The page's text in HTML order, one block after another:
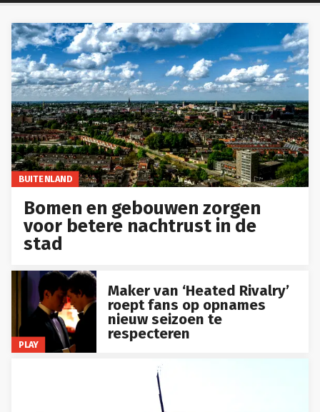
BUITENLAND
Bomen en gebouwen zorgen
voor betere nachtrust in de
stad
PLAY
Maker van ‘Heated Rivalry’
roept fans op opnames
nieuw seizoen te
respecteren